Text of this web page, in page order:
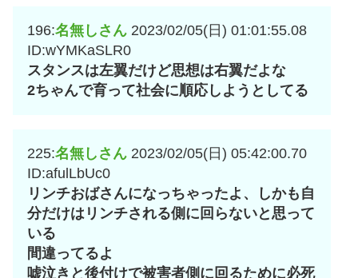
196:名無しさん 2023/02/05(日) 01:01:55.08
ID:wYMKaSLR0
スタンスは左翼だけど思想は右翼だよな
2ちゃんで育って社会に順応しようとしてる
225:名無しさん 2023/02/05(日) 05:42:00.70
ID:afulLbUc0
リンチおばさんになっちゃったよ、しかも自
分だけはリンチされる側に回らないと思って
いる
間違ってるよ
嘘泣きと後付けで被害者側に回るために必死